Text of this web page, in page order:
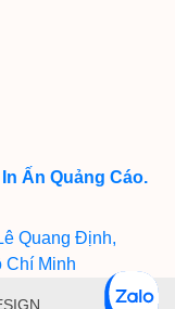
Ấn Quảng Cáo.
Quang Định,
Chí Minh